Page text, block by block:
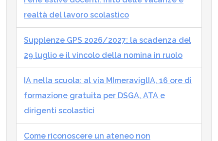
realtà del lavoro scolastico
Supplenze GPS 2026/2027: la scadenza del
29 luglio e il vincolo della nomina in ruolo
IA nella scuola: al via MImeraviglIA, 16 ore di
formazione gratuita per DSGA, ATA e
dirigenti scolastici
Come riconoscere un ateneo non